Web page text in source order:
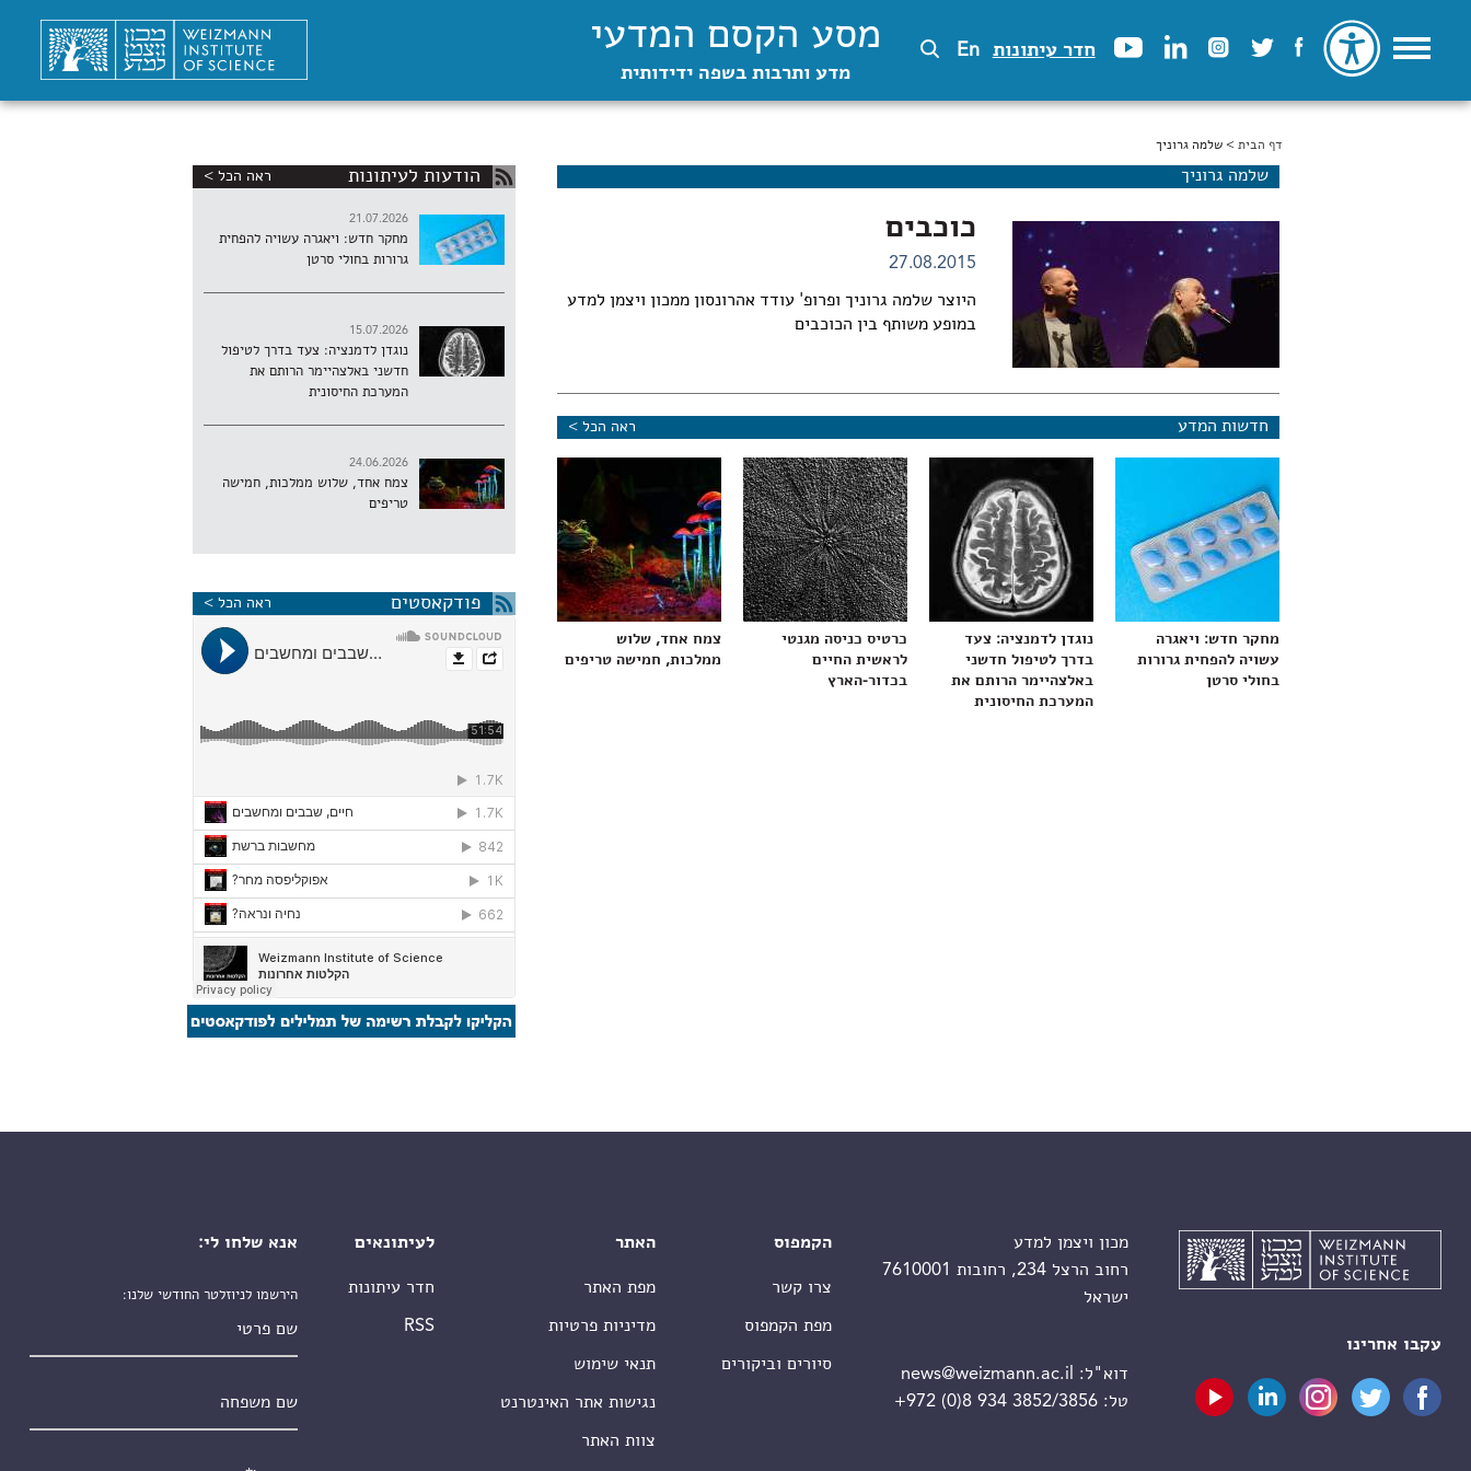
חדר עיתונות En מסע הקסם המדעי
מדע ותרבות בשפה ידידותית
הינך נמצא כאן
דף הבית > שלמה גרוניך
שלמה גרוניך
כוכבים
27.08.2015
היוצר שלמה גרוניך ופרופ' עודד אהרונסון ממכון ויצמן למדע
במופע משותף בין הכוכבים
חדשות המדע ראה הכל >
מחקר חדש: ויאגרה
עשויה להפחית גרורות
בחולי סרטן
נוגדן לדמנציה: צעד
בדרך לטיפול חדשני
באלצהיימר הרותם את
המערכת החיסונית
כרטיס כניסה מגנטי
לראשית החיים
בכדור-הארץ
צמח אחד, שלוש
ממלכות, חמישה טריפים
הודעות לעיתונות ראה הכל >
21.07.2026
מחקר חדש: ויאגרה עשויה להפחית
גרורות בחולי סרטן
15.07.2026
נוגדן לדמנציה: צעד בדרך לטיפול
חדשני באלצהיימר הרותם את
המערכת החיסונית
24.06.2026
צמח אחד, שלוש ממלכות, חמישה
טריפים
פודקאסטים ראה הכל >
עקבו אחרינו
מכון ויצמן למדע
רחוב הרצל 234, רחובות 7610001
ישראל
דוא"ל:
news@weizmann.ac.il
טל:+972 (0)8 934 3852/3856
הקמפוס
צרו קשר
מפת הקמפוס
סיורים וביקורים
האתר
מפת האתר
מדיניות פרטיות
תנאי שימוש
נגישות אתר האינטרנט
צוות האתר
לעיתונאים
חדר עיתונות
RSS
אנא שלחו לי:
הירשמו לניוזלטר החודשי שלנו: